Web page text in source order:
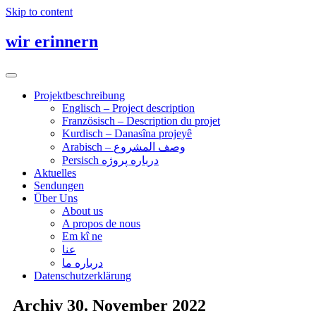
Skip to content
wir erinnern
Toggle navigation
Projektbeschreibung
Englisch – Project description
Französisch – Description du projet
Kurdisch – Danasîna projeyê
Arabisch – وصف المشروع
Persisch درباره پروژه
Aktuelles
Sendungen
Über Uns
About us
A propos de nous
Em kî ne
عنا
درباره ما
Datenschutzerklärung
Archiv 30. November 2022